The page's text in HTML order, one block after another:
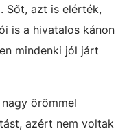
Sőt, azt is elérték,
is a hivatalos kánon
mindenki jól járt
örömmel
azért nem voltak